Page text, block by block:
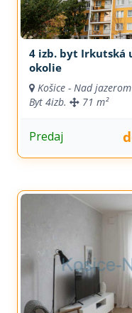
4 izb. byt Irkutská
okolie
Košice - Nad jazerom
Byt 4izb. 71 m²
Predaj